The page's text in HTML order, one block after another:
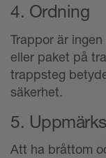
4. Ordning
Trappor är
eller paket på
trappsteg
säkerhet.
5.
Att ha bråttom